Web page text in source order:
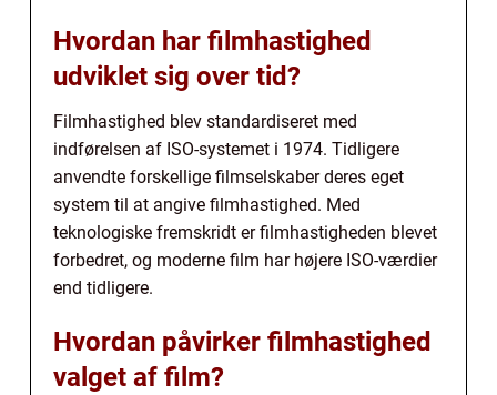
Hvordan har filmhastighed
udviklet sig over tid?
Filmhastighed blev standardiseret med
indførelsen af ISO-systemet i 1974. Tidligere
anvendte forskellige filmselskaber deres eget
system til at angive filmhastighed. Med
teknologiske fremskridt er filmhastigheden blevet
forbedret, og moderne film har højere ISO-værdier
end tidligere.
Hvordan påvirker filmhastighed
valget af film?